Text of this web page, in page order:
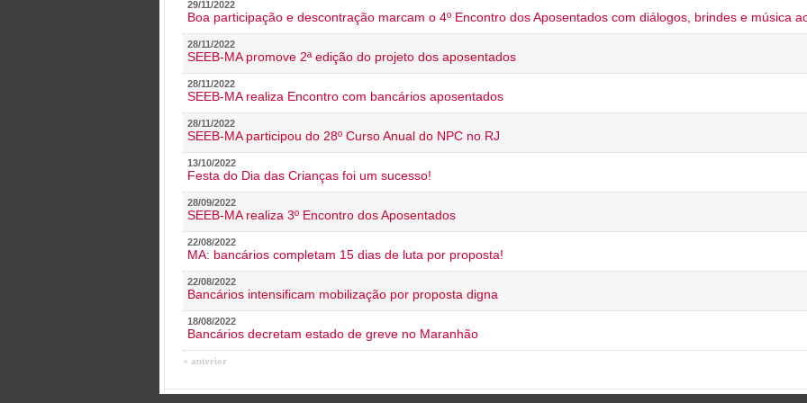
29/11/2022
Boa participação e descontração marcam o 4º Encontro dos Aposentados com diálogos, brindes e música
28/11/2022
SEEB-MA promove 2ª edição do projeto dos aposentados
28/11/2022
SEEB-MA realiza Encontro com bancários aposentados
28/11/2022
SEEB-MA participou do 28º Curso Anual do NPC no RJ
13/10/2022
Festa do Dia das Crianças foi um sucesso!
28/09/2022
SEEB-MA realiza 3º Encontro dos Aposentados
22/08/2022
MA: bancários completam 15 dias de luta por proposta!
22/08/2022
Bancários intensificam mobilização por proposta digna
18/08/2022
Bancários decretam estado de greve no Maranhão
« anterior